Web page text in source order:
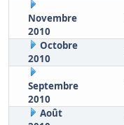
Novembre
2010
Octobre
2010
Septembre
2010
Août